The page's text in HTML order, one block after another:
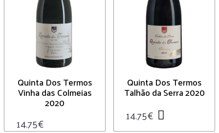
Quinta Dos Termos
Vinha das Colmeias
2020
14.75€
Quinta Dos Termos
Talhão da Serra 2020
14.75€